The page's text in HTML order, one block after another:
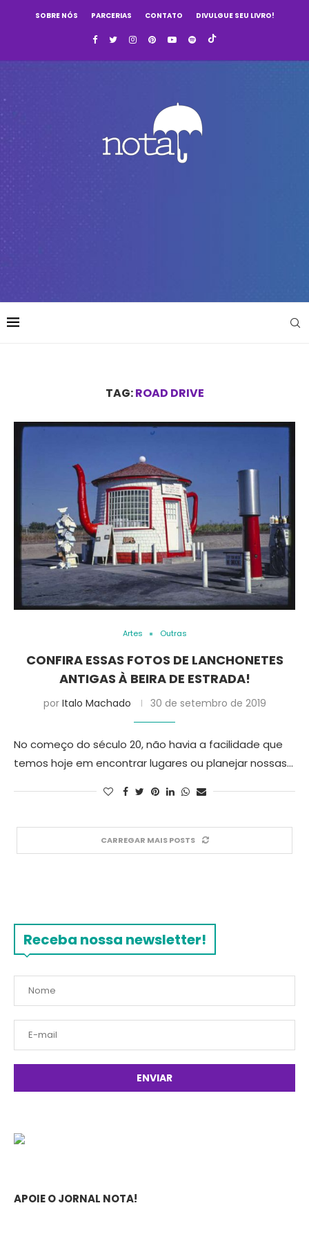
SOBRE NÓS PARCERIAS CONTATO DIVULGUE SEU LIVRO!
TAG:ROAD DRIVE
Artes Outras
CONFIRA ESSAS FOTOS DE LANCHONETES
ANTIGAS À BEIRA DE ESTRADA!
por Italo Machado 30 de setembro de 2019
No começo do século 20, não havia a facilidade que
temos hoje em encontrar lugares ou planejar nossas…
CARREGAR MAIS POSTS
Receba nossa newsletter!
APOIE O JORNAL NOTA!